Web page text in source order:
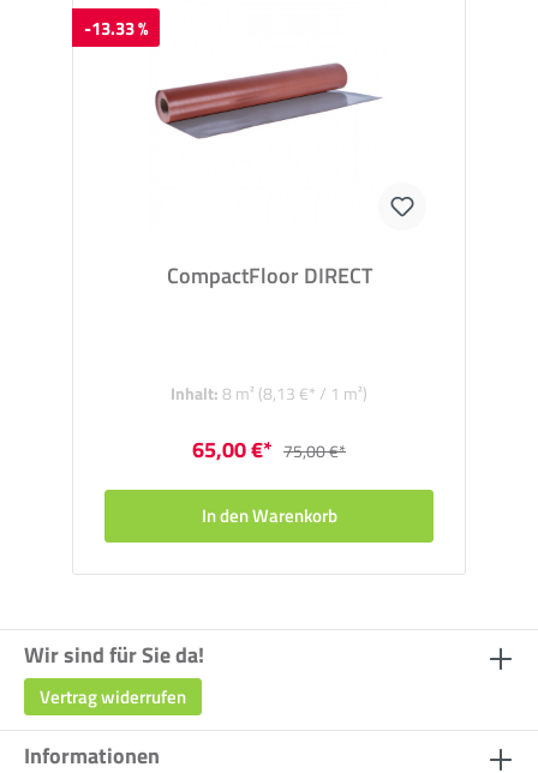
-13.33 %
CompactFloor DIRECT
Inhalt:8 m² (8,13 €* / 1 m²)
65,00 €* 75,00 €*
In den Warenkorb
Wir sind für Sie da!
Vertrag widerrufen
Informationen